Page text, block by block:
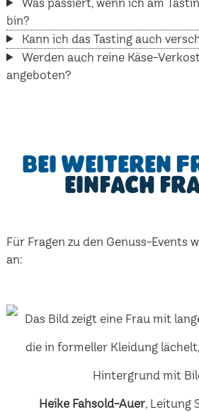
bin?
Kann ich das Tasting auch
Werden auch reine Käse-
angeboten?
Bei weiteren
einfach
Für Fragen zu den Genuss-Events
an:
Heike Fahsold-Auer, Leitung